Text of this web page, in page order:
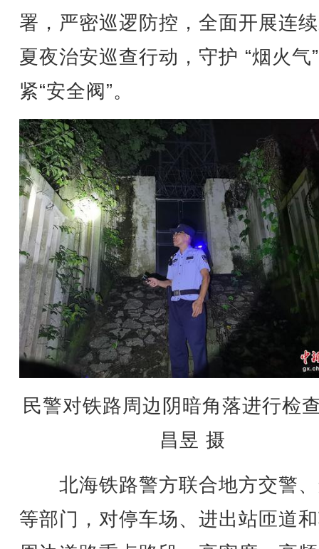
署，严密巡逻防控，全面开展连
夏夜治安巡查行动，守护 “烟火气
紧“安全阀”。
民警对铁路周边阴暗角落进行检
昌昱 摄
北海铁路警方联合地方交警
等部门，对停车场、进出站匝道